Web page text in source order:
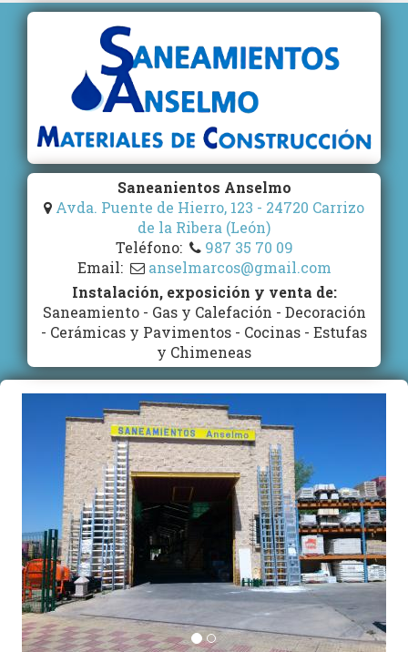
Pasar
Saneanientos Anselmo
Avda. Puente de Hierro, 123 - 24720 Carrizo
de la Ribera (León)
Teléfono:
987 35 70 09
Email:
anselmarcos@gmail.com
Instalación, exposición y venta de:
Saneamiento - Gas y Calefación - Decoración
- Cerámicas y Pavimentos - Cocinas - Estufas
y Chimeneas